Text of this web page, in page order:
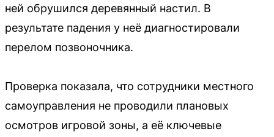
ней обрушился деревянный настил. В
результате падения у неё диагностировали
перелом позвоночника.
Проверка показала, что сотрудники местного
самоуправления не проводили плановых
осмотров игровой зоны, а её ключевые